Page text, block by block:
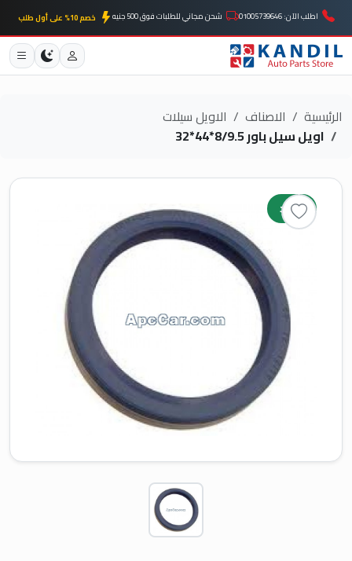
اطلب الآن: 01005739646 شحن مجاني للطلبات فوق 500 جنيه خصم 10% على أول طلب
الرئيسية الاصناف
الاويل سيلات
اويل سيل باور 8/9.5*44*32
جديد